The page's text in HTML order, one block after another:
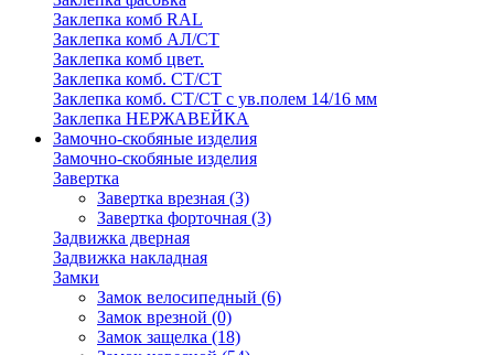
Заклепка комб RAL
Заклепка комб АЛ/СТ
Заклепка комб цвет.
Заклепка комб. СТ/СТ
Заклепка комб. СТ/СТ с ув.полем 14/16 мм
Заклепка НЕРЖАВЕЙКА
Замочно-скобяные изделия
Замочно-скобяные изделия
Завертка
Завертка врезная (3)
Завертка форточная (3)
Задвижка дверная
Задвижка накладная
Замки
Замок велосипедный (6)
Замок врезной (0)
Замок защелка (18)